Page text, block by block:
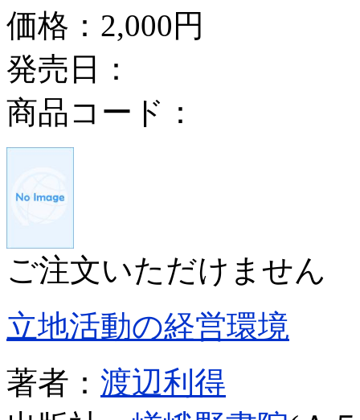
価格： 2,000円
発売日：
商品コード：
ご注文いただけません
立地活動の経営環境
著者： 渡辺利得